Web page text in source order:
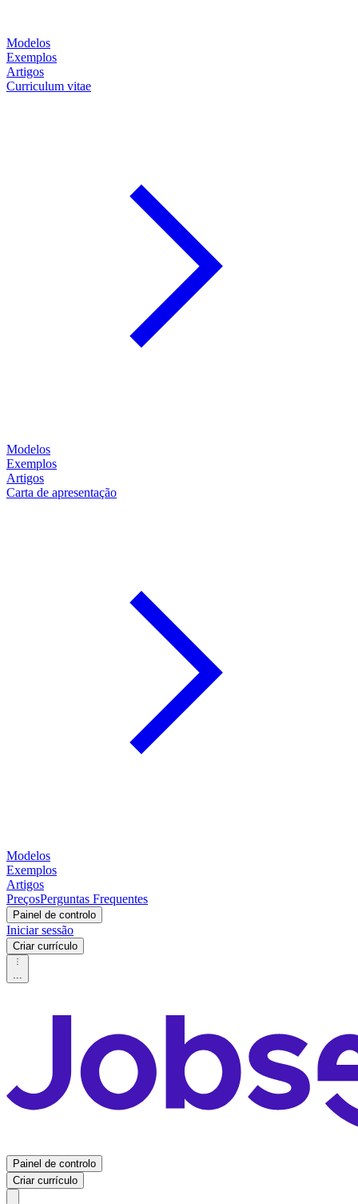
Modelos
Exemplos
Artigos
Curriculum vitae
Modelos
Exemplos
Artigos
Carta de apresentação
Modelos
Exemplos
Artigos
PreçosPerguntas Frequentes
Painel de controlo
Iniciar sessão
Criar currículo
...
Painel de controlo
Criar currículo